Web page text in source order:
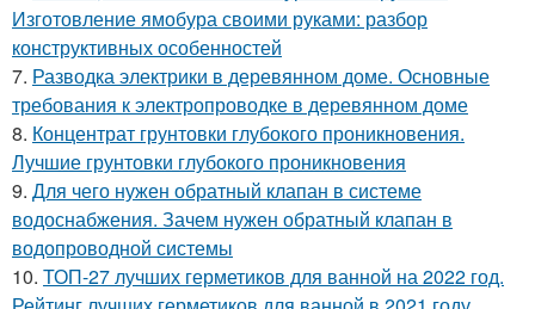
Изготовление ямобура своими руками: разбор
конструктивных особенностей
7. Разводка электрики в деревянном доме. Основные
требования к электропроводке в деревянном доме
8. Концентрат грунтовки глубокого проникновения.
Лучшие грунтовки глубокого проникновения
9. Для чего нужен обратный клапан в системе
водоснабжения. Зачем нужен обратный клапан в
водопроводной системы
10. ТОП-27 лучших герметиков для ванной на 2022 год.